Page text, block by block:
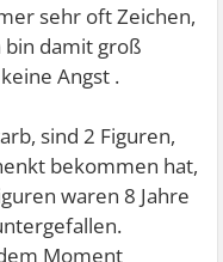
sehr oft Zeichen,
damit groß
Angst .
sind 2 Figuren,
bekommen hat,
waren 8 Jahre
Moment